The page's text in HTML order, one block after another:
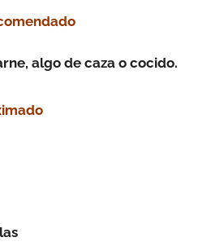
algo de caza o cocido.